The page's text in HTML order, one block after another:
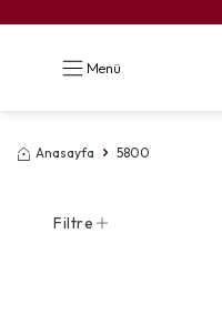
Menü
Anasayfa 5800
Filtre